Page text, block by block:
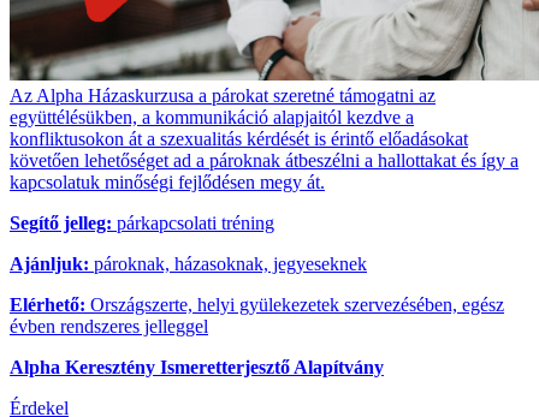
Az Alpha Házaskurzusa a párokat szeretné támogatni az
együttélésükben, a kommunikáció alapjaitól kezdve a
konfliktusokon át a szexualitás kérdését is érintő előadásokat
követően lehetőséget ad a pároknak átbeszélni a hallottakat és így a
kapcsolatuk minőségi fejlődésen megy át.
Segítő jelleg: párkapcsolati tréning
Ajánljuk: pároknak, házasoknak, jegyeseknek
Elérhető: Országszerte, helyi gyülekezetek szervezésében, egész
évben rendszeres jelleggel
Alpha Keresztény Ismeretterjesztő Alapítvány
Érdekel